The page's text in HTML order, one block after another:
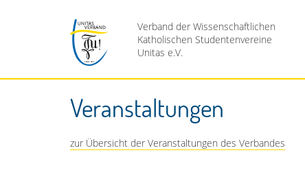
Verband der Wissenschaftlichen
Katholischen Studentenvereine
Unitas e.V.
Veranstaltungen
zur Übersicht der Veranstaltungen des Verbandes